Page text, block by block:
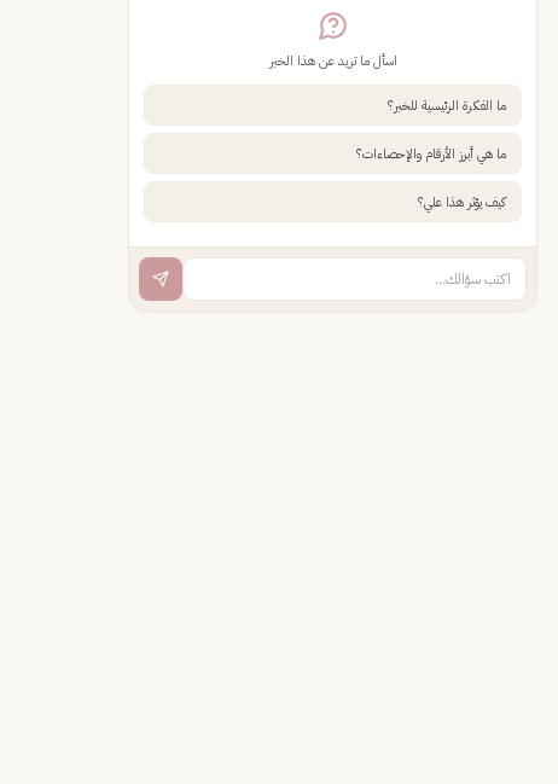
اسأل ما تريد عن هذا الخبر
ما الفكرة الرئيسية للخبر؟
ما هي أبرز الأرقام والإحصاءات؟
كيف يؤثر هذا علي؟